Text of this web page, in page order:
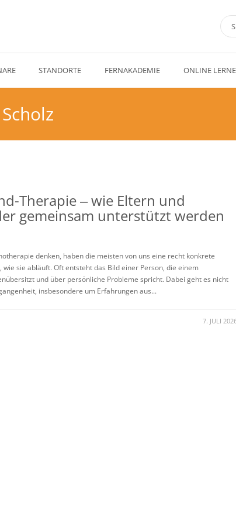
STANDORTE FERNAKADEMIE ONLINE
Therapie ‒ wie Eltern und
gemeinsam unterstützt werden
denken, haben die meisten von uns eine recht konkrete
wie sie abläuft. Oft entsteht das Bild einer Person, die einem
und über persönliche Probleme spricht. Dabei geht es nicht
insbesondere um Erfahrungen aus...
7. JULI